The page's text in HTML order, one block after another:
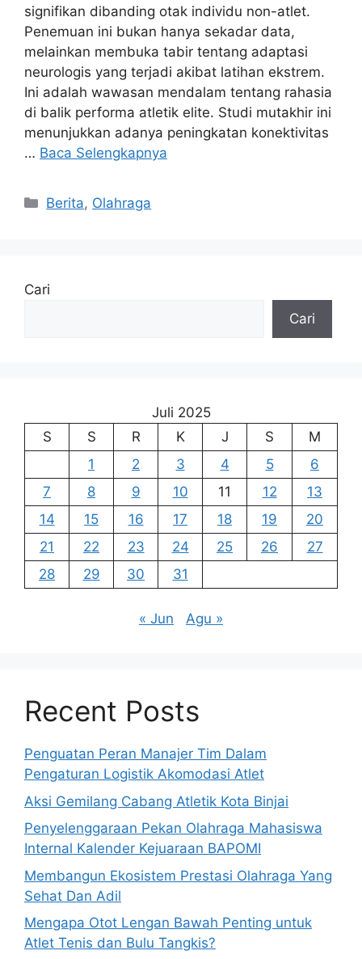
signifikan dibanding otak individu non-atlet.
Penemuan ini bukan hanya sekadar data,
melainkan membuka tabir tentang adaptasi
neurologis yang terjadi akibat latihan ekstrem.
Ini adalah wawasan mendalam tentang rahasia
di balik performa atletik elite. Studi mutakhir ini
menunjukkan adanya peningkatan konektivitas
… Baca Selengkapnya
Kategori
Berita, Olahraga
Cari
Cari
Juli 2025
S
S R K J S
M
1
2 3 4 5
6
7
8 9 10 11 12
13
14
15 16 17 18 19
20
21
22 23 24 25 26
27
28
29 30 31
« Jun Agu »
Recent Posts
Penguatan Peran Manajer Tim Dalam
Pengaturan Logistik Akomodasi Atlet
Aksi Gemilang Cabang Atletik Kota Binjai
Penyelenggaraan Pekan Olahraga Mahasiswa
Internal Kalender Kejuaraan BAPOMI
Membangun Ekosistem Prestasi Olahraga Yang
Sehat Dan Adil
Mengapa Otot Lengan Bawah Penting untuk
Atlet Tenis dan Bulu Tangkis?